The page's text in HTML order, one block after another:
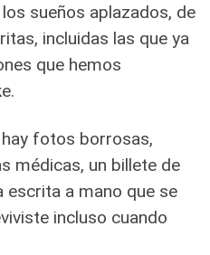
sueños aplazados, de
incluidas las que ya
que hemos
fotos borrosas,
médicas, un billete de
escrita a mano que se
incluso cuando